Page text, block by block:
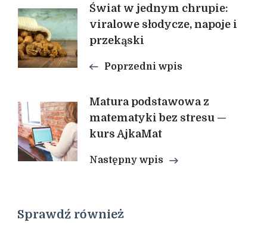
Nawigacja
wpisu
Świat w jednym chrupie:
viralowe słodycze, napoje i
przekąski
Poprzedni wpis
Matura podstawowa z
matematyki bez stresu —
kurs AjkaMat
Następny wpis
Sprawdź również